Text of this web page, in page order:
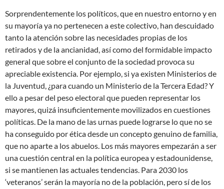
Sorprendentemente los políticos, que en nuestro entorno y en
su mayoría ya no pertenecen a este colectivo, han descuidado
tanto la atención sobre las necesidades propias de los
retirados y de la ancianidad, así como del formidable impacto
general que sobre el conjunto de la sociedad provoca su
apreciable existencia. Por ejemplo, si ya existen Ministerios de
la Juventud, ¿para cuando un Ministerio de la Tercera Edad? Y
ello a pesar del peso electoral que pueden representar los
mayores, quizá insuficientemente movilizados en cuestiones
políticas. De la mano de las urnas puede lograrse lo que no se
ha conseguido por ética desde un concepto genuino de familia,
que no aparte a los abuelos. Los más mayores empezarán a ser
una cuestión central en la política europea y estadounidense,
si se mantienen las actuales tendencias. Para 2030 los
‘veteranos’ serán la mayoría no de la población, pero sí de los